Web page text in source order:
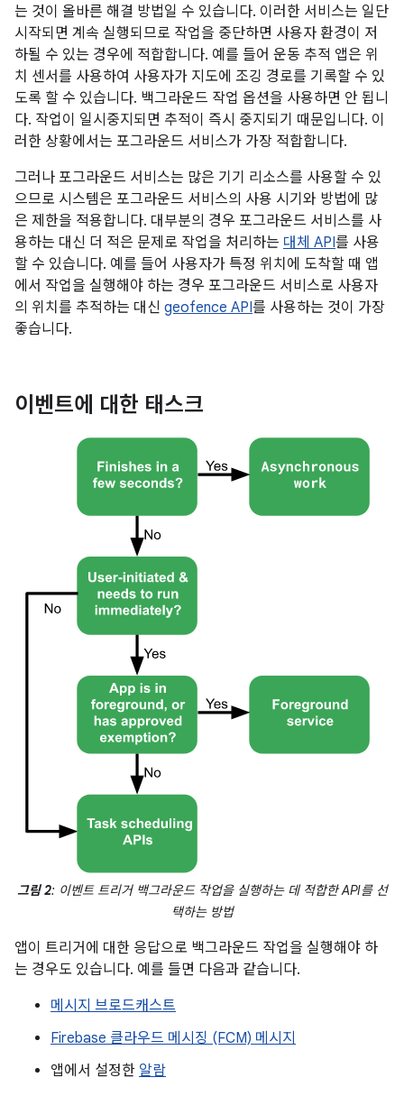
는 것이 올바른 해결 방법일 수 있습니다. 이러한 서비스는 일단
시작되면 계속 실행되므로 작업을 중단하면 사용자 환경이 저
하될 수 있는 경우에 적합합니다. 예를 들어 운동 추적 앱은 위
치 센서를 사용하여 사용자가 지도에 조깅 경로를 기록할 수 있
도록 할 수 있습니다. 백그라운드 작업 옵션을 사용하면 안 됩니
다. 작업이 일시중지되면 추적이 즉시 중지되기 때문입니다. 이
러한 상황에서는 포그라운드 서비스가 가장 적합합니다.
그러나 포그라운드 서비스는 많은 기기 리소스를 사용할 수 있
으므로 시스템은 포그라운드 서비스의 사용 시기와 방법에 많
은 제한을 적용합니다. 대부분의 경우 포그라운드 서비스를 사
용하는 대신 더 적은 문제로 작업을 처리하는 대체 API를 사용
할 수 있습니다. 예를 들어 사용자가 특정 위치에 도착할 때 앱
에서 작업을 실행해야 하는 경우 포그라운드 서비스로 사용자
의 위치를 추적하는 대신 geofence API를 사용하는 것이 가장
좋습니다.
이벤트에 대한 태스크
그림 2: 이벤트 트리거 백그라운드 작업을 실행하는 데 적합한 API를 선
택하는 방법
앱이 트리거에 대한 응답으로 백그라운드 작업을 실행해야 하
는 경우도 있습니다. 예를 들면 다음과 같습니다.
메시지 브로드캐스트
Firebase 클라우드 메시징 (FCM) 메시지
앱에서 설정한 알람